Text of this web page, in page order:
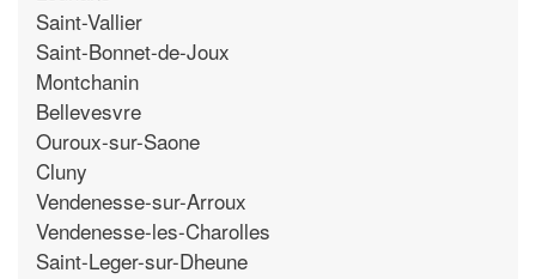
Saint-Vallier
Saint-Bonnet-de-Joux
Montchanin
Bellevesvre
Ouroux-sur-Saone
Cluny
Vendenesse-sur-Arroux
Vendenesse-les-Charolles
Saint-Leger-sur-Dheune